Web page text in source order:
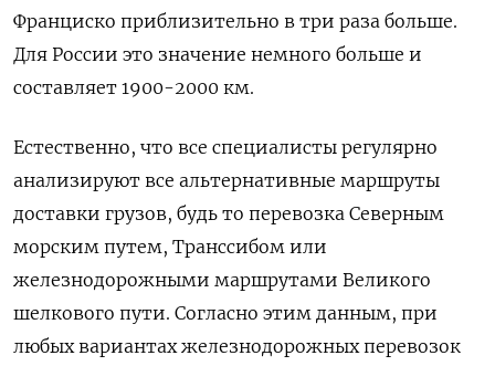
Франциско приблизительно в три раза больше.
Для России это значение немного больше и
составляет 1900-2000 км.
Естественно, что все специалисты регулярно
анализируют все альтернативные маршруты
доставки грузов, будь то перевозка Северным
морским путем, Транссибом или
железнодорожными маршрутами Великого
шелкового пути. Согласно этим данным, при
любых вариантах железнодорожных перевозок